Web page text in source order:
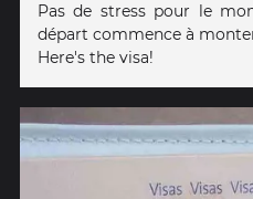
Pas de stress pour le
départ commence à
Here's the visa!